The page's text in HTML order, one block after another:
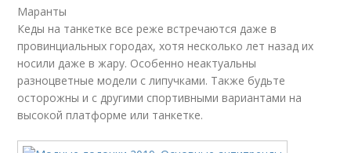
Маранты
Кеды на танкетке все реже встречаются даже в
провинциальных городах, хотя несколько лет назад их
носили даже в жару. Особенно неактуальны
разноцветные модели с липучками. Также будьте
осторожны и с другими спортивными вариантами на
высокой платформе или танкетке.